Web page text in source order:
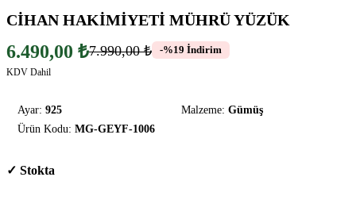
CİHAN HAKİMİYETİ MÜHRÜ YÜZÜK
6.490,00 ₺7.990,00 ₺ -%19 İndirim
KDV Dahil
Ayar: 925 Malzeme: Gümüş
Ürün Kodu: MG-GEYF-1006
✓ Stokta